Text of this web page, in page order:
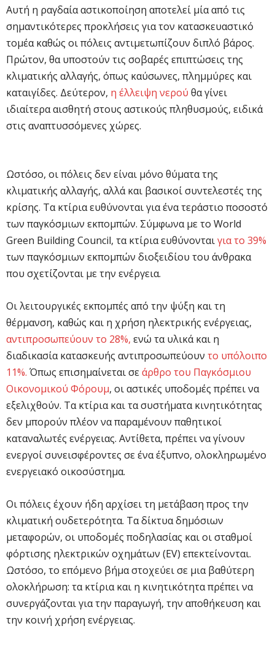
Αυτή η ραγδαία αστικοποίηση αποτελεί μία από τις
σημαντικότερες προκλήσεις για τον κατασκευαστικό
τομέα καθώς οι πόλεις αντιμετωπίζουν διπλό βάρος.
Πρώτον, θα υποστούν τις σοβαρές επιπτώσεις της
κλιματικής αλλαγής, όπως καύσωνες, πλημμύρες και
καταιγίδες. Δεύτερον, η έλλειψη νερού θα γίνει
ιδιαίτερα αισθητή στους αστικούς πληθυσμούς, ειδικά
στις αναπτυσσόμενες χώρες.
Ωστόσο, οι πόλεις δεν είναι μόνο θύματα της
κλιματικής αλλαγής, αλλά και βασικοί συντελεστές της
κρίσης. Τα κτίρια ευθύνονται για ένα τεράστιο ποσοστό
των παγκόσμιων εκπομπών. Σύμφωνα με το World
Green Building Council, τα κτίρια ευθύνονταιγια το 39%
των παγκόσμιων εκπομπών διοξειδίου του άνθρακα
που σχετίζονται με την ενέργεια.
Οι λειτουργικές εκπομπές από την ψύξη και τη
θέρμανση, καθώς και η χρήση ηλεκτρικής ενέργειας,
αντιπροσωπεύουν το 28%, ενώ τα υλικά και η
διαδικασία κατασκευής αντιπροσωπεύουν το υπόλοιπο
11%. Όπως επισημαίνεται σεάρθρο του Παγκόσμιου
Οικονομικού Φόρουμ, οι αστικές υποδομές πρέπει να
εξελιχθούν. Τα κτίρια και τα συστήματα κινητικότητας
δεν μπορούν πλέον να παραμένουν παθητικοί
καταναλωτές ενέργειας. Αντίθετα, πρέπει να γίνουν
ενεργοί συνεισφέροντες σε ένα έξυπνο, ολοκληρωμένο
ενεργειακό οικοσύστημα.
Οι πόλεις έχουν ήδη αρχίσει τη μετάβαση προς την
κλιματική ουδετερότητα. Τα δίκτυα δημόσιων
μεταφορών, οι υποδομές ποδηλασίας και οι σταθμοί
φόρτισης ηλεκτρικών οχημάτων (EV) επεκτείνονται.
Ωστόσο, το επόμενο βήμα στοχεύει σε μια βαθύτερη
ολοκλήρωση: τα κτίρια και η κινητικότητα πρέπει να
συνεργάζονται για την παραγωγή, την αποθήκευση και
την κοινή χρήση ενέργειας.